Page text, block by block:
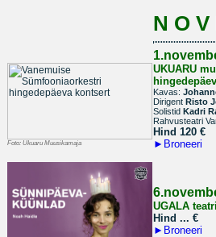
N O V
Foto: Ukuaru Muusikamaja
UKUARU
Kavas:
Dirigent Risto
Solistid Kadri
Rahvusteatri
Hind 120 €
► Broneeri
UGALA
Hind ... €
► Broneeri